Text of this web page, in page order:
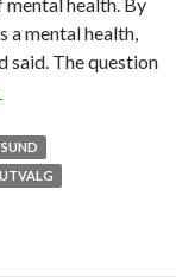
a mental health,
said. The question